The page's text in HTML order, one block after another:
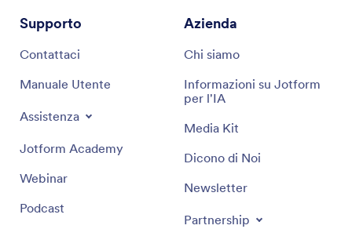
Supporto
Contattaci
Manuale Utente
Assistenza
Jotform Academy
Webinar
Podcast
Azienda
Chi siamo
Informazioni su Jotform
per l'IA
Media Kit
Dicono di Noi
Newsletter
Partnership